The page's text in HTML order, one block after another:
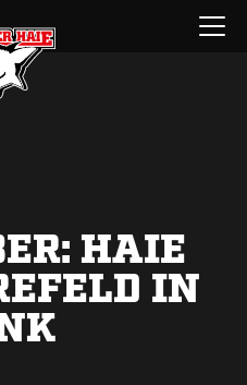
Menü
öffnen
HAIE
IN